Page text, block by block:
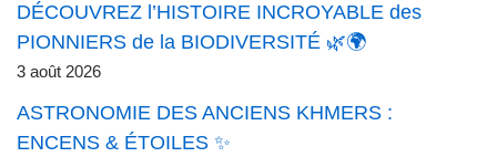
DÉCOUVREZ l’HISTOIRE INCROYABLE des
PIONNIERS de la BIODIVERSITÉ 🌿🌍
3 août 2026
ASTRONOMIE DES ANCIENS KHMERS :
ENCENS & ÉTOILES ✨